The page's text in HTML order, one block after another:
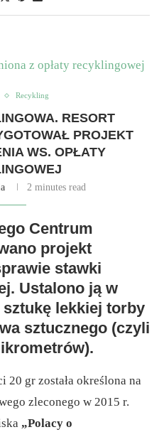
Recykling
RESORT
PROJEKT
WS. OPŁATY
2 minutes read
Centrum
projekt
stawki
Ustalono ją w
lekkiej torby
sztucznego (czyli
20 gr została określona na
zleconego w 2015 r.
„Polacy o